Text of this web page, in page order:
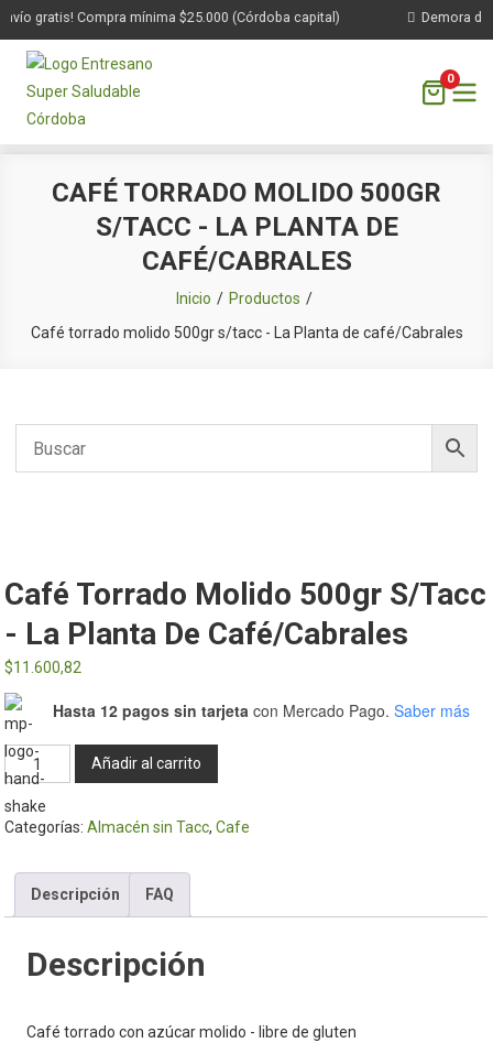
gratis! Compra mínima $25.000 (Córdoba capital) Demora de
0
CAFÉ TORRADO MOLIDO 500GR
S/TACC - LA PLANTA DE
CAFÉ/CABRALES
Inicio
Productos
Café torrado molido 500gr s/tacc - La Planta de café/Cabrales
Café Torrado Molido 500gr S/tacc
- La Planta De Café/Cabrales
$11.600,82
Hasta 12 pagos sin tarjeta con Mercado Pago. Saber más
Café
torrado
molido
500gr
La
Planta
cantidad
Añadir al carrito
Categorías:Almacén sin Tacc,Cafe
Descripción FAQ
Descripción
Café torrado con azúcar molido - libre de gluten